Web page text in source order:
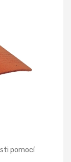
pomocí